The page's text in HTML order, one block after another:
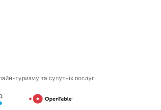
туризму та супутніх послуг.